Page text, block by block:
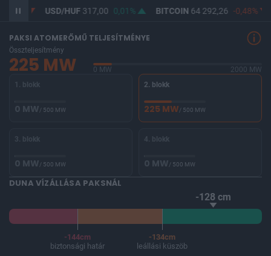
USD/HUF317,00 0,01% BITCOIN64 292,26 -0,48%
PAKSI ATOMERŐMŰ TELJESÍTMÉNYE
Összteljesítmény
225 MW 0 MW
2000 MW
1. blokk
0 MW/ 500 MW
2. blokk
225 MW/ 500 MW
3. blokk
0 MW/ 500 MW
4. blokk
0 MW/ 500 MW
DUNA VÍZÁLLÁSA PAKSNÁL
-128 cm
-144cm
biztonsági határ
-134cm
leállási küszöb